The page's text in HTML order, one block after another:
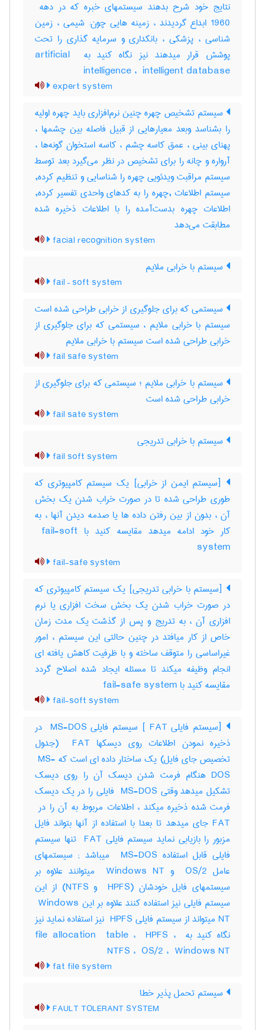
1960 ابداع گردیدند ، زمینه هایی چون: شیمی ، زمین
شناسی ، پزشکی ، بانکداری و سرمایه گذاری را تحت
پوشش قرار میدهند نیز نگاه کنید به ‎artificial ‎
intelligence ، ‎ intelligent database
expert system
سیستم تشخیص چهره چنین نرم‌افزاری باید چهره اولیه
را بشناسد وبعد معیارهایی از قبیل فاصله بین چشمها ،
پهنای بینی ، عمق کاسه چشم ، کاسه استخوان گونه‌ها ،
آرواره و چانه را برای تشخیص در نظر می‌گیرد بعد توسط
سیستم مراقبت ویدئویی چهره را شناسایی و تنظیم کرده,
سیستم اطلاعات ,چهره را به کدهای واحدی تفسیر کرده,
اطلاعات چهره بدست‌آمده را با اطلاعات ذخیره شده
مطابقت می‌دهد
facial recognition system
سیستم با خرابی ملایم
fail – soft system
سیستمی که برای جلوگیری از خرابی طراحی شده است
سیستم با خرابی ملایم ، سیستمی که برای جلوگیری از
خرابی طراحی شده است سیستم با خرابی ملایم
fail safe system
سیستم با خرابی ملایم ؛ سیستمی که برای جلوگیری از
خرابی طراحی شده است
fail sate system
سیستم با خرابی تدریجی
fail soft system
[سیستم ایمن از خرابی] یک سیستم کامپیوتری که
طوری طراحی شده تا در صورت خراب شدن یک بخش
آن ، بدون از بین رفتن داده ها یا صدمه دیدن آنها ، به
کار خود ادامه میدهد مقایسه کنید با ‎ fail-soft
system
fail-safe system
[سیستم با خرابی تدریجی] یک سیستم کامپیوتری که
در صورت خراب شدن یک بخش سخت افزاری یا نرم
افزاری آن ، به تدریج و پس از گذشت یک مدت زمان
خاص از کار میافتد در چنین حالتی این سیستم ، امور
غیراساسی را متوقف ساخته و با ظرفیت کاهش یافته ای
انجام وظیفه میکند تا مسئله ایجاد شده اصلاح گردد
مقایسه کنید با ‎ fail-safe system
fail-soft system
[سیستم فایلی ‎ FAT] سیستم فایلی ‎ MS-DOS در
ذخیره نمودن اطلاعات روی دیسکها ‎ FAT (جدول
تخصیص جای فایل) یک ساختار داده ای است که ‎ MS-
DOS هنگام فرمت شدن دیسک آن را روی دیسک
تشکیل میدهد وقتی ‎ MS-DOS فایلی را در یک دیسک
FAT جای میدهد تا بعدا با استفاده از آنها بتواند فایل
مزبور را بازیابی نماید سیستم فایلی ‎ FAT تنها سیستم
فایلی قابل استفاده ‎ MS-DOS میباشد‎ ; سیستمهای
عامل ‎ OS/2 و ‎ Windows NT میتوانند علاوه بر
سیستمهای فایل خودشان (‎ HPFS و ‎NTFS) از این
سیستم فایلی نیز استفاده کنند علاوه بر این ‎ Windows
NT میتواند از سیستم فایلی ‎ HPFS نیز استفاده نماید نیز
نگاه کنید به ‎file allocation ‎ table ، ‎ HPFS ، ‎
NTFS ، ‎ OS/2 ، ‎ Windows NT
fat file system
سیستم تحمل پذیر خطا
FAULT TOLERANT SYSTEM